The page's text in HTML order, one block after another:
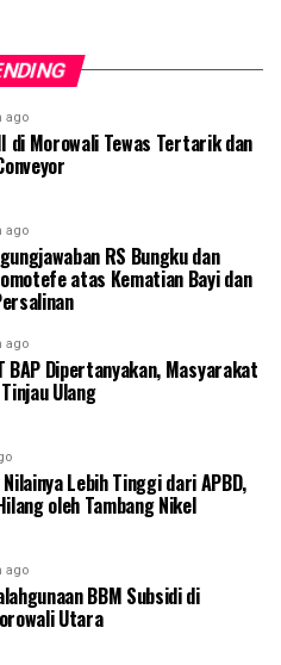
ago
di Morowali Tewas Tertarik dan
ago
RS Bungku dan
atas Kematian Bayi dan
ago
BAP Dipertanyakan, Masyarakat
Ulang
Lebih Tinggi dari APBD,
oleh Tambang Nikel
ago
BBM Subsidi di
Utara